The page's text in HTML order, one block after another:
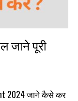
जाने पूरी
2024 जाने कैसे कर